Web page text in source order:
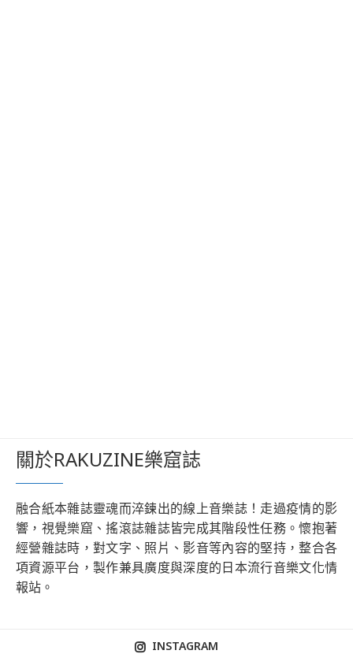
關於RAKUZINE樂窟誌
融合紙本雜誌靈魂而淬鍊出的線上音樂誌！走過疫情的影
響，視覺樂窟、搖滾誌雜誌皆完成其階段性任務。懷抱著
經營雜誌時，對文字、照片、影音等內容的堅持，整合各
項資源平台，製作兼具廣度與深度的日本流行音樂文化情
報站。
INSTAGRAM